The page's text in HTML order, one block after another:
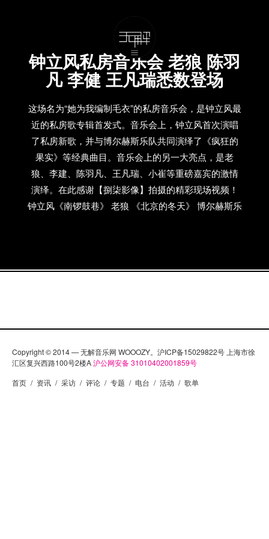
钟立风私房音乐会 老狼 陈羽
凡 李健 王凡瑞悉数登场
这场名为“她为我编制毛衣”的私房音乐会，是钟立风最
近的私房歌专辑首发式。音乐会上，钟立风首次演唱
了私房新歌，并与博尔赫斯乐队共同演绎了《疯狂的
果实》等经典曲目。音乐会上的另一大亮点，是老
狼、李建、陈羽凡、王凡瑞、小崔等重磅嘉宾的激情
演绎。在此感谢【捌柒影像】拍摄的精彩现场视频！
钟立风《南锣鼓巷》 老狼 《北京的冬天》 博尔赫斯乐
Copyright © 2014 — 无解音乐网 WOOOZY。沪ICP备15029822号 上海市徐
汇区复兴西路100号2楼A沪公网安备 31010402001859号
首页 / 资讯 / 采访 / 评论 / 专题 / 电台 / 活动 / 歌单